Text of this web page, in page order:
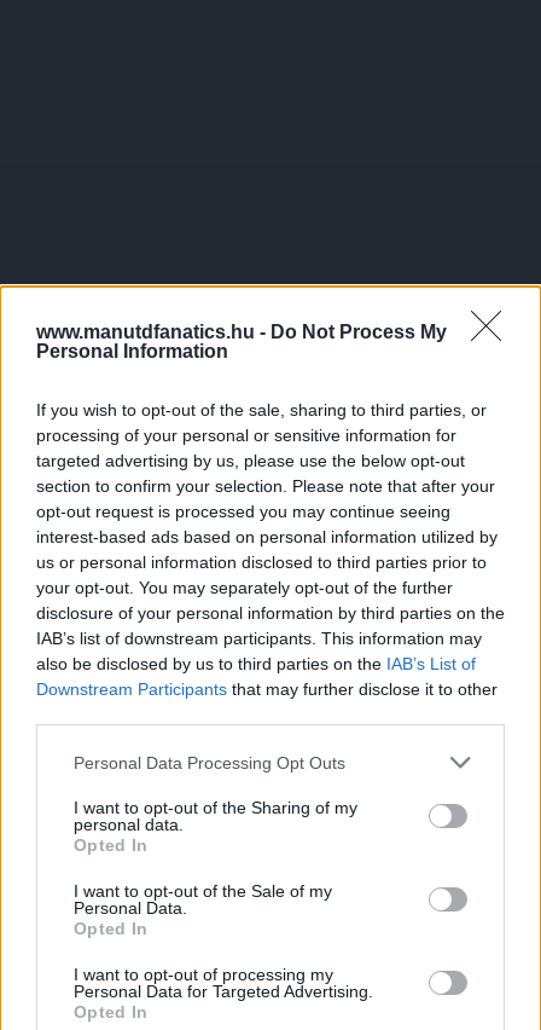
www.manutdfanatics.hu - Do Not Process My
Personal Information
If you wish to opt-out of the sale, sharing to third parties, or
processing of your personal or sensitive information for
targeted advertising by us, please use the below opt-out
section to confirm your selection. Please note that after your
opt-out request is processed you may continue seeing
interest-based ads based on personal information utilized by
us or personal information disclosed to third parties prior to
your opt-out. You may separately opt-out of the further
disclosure of your personal information by third parties on the
IAB’s list of downstream participants. This information may
also be disclosed by us to third parties on the IAB’s List of
Downstream Participants that may further disclose it to other
Please note that this website/app uses one or more Google
not limited to your visit or usage behaviour. You may click to
grant or deny consent to Google and its third-party tags to
use your data for below specified purposes in below Google
consent section.
Personal Data Processing Opt Outs
I want to opt-out of the Sharing of my
personal data.
Opted In
I want to opt-out of the Sale of my
Personal Data.
Opted In
I want to opt-out of processing my
Personal Data for Targeted Advertising.
Opted In